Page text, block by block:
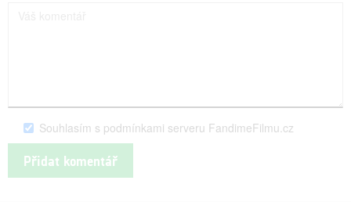
Souhlasím s podmínkami serveru FandimeFilmu.cz